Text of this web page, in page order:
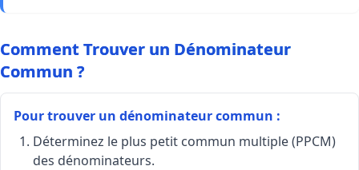
Comment Trouver un Dénominateur
Commun ?
Pour trouver un dénominateur commun :
Déterminez le plus petit commun multiple (PPCM)
des dénominateurs.